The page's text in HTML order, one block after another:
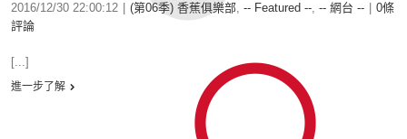
2016/12/30 22:00:12 (第06季) 香蕉俱樂部, -- Featured --, -- 網台 --
0條
評論
[...]
進一步了解